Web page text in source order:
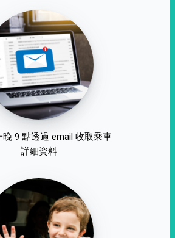
晚 9 點透過 email 收取乘車
詳細資料